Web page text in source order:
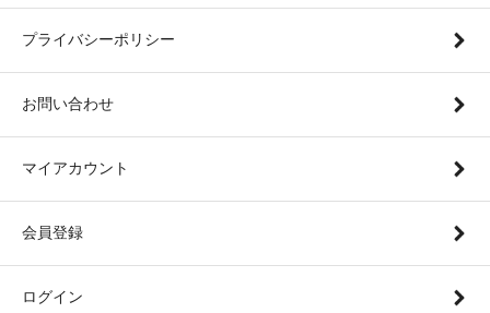
プライバシーポリシー
お問い合わせ
マイアカウント
会員登録
ログイン